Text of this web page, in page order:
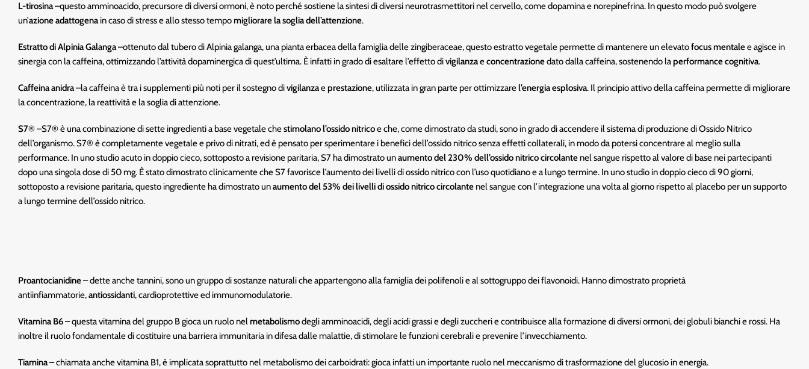
L-tirosina–questo amminoacido, precursore di diversi ormoni, è noto perché sostiene la sintesi di diversi neurotrasmettitori nel cervello, come dopamina e norepinefrina. In questo modo può svolgere
un’azione adattogenain caso di stress e allo stesso tempomigliorare la soglia dell’attenzione.
Estratto di Alpinia Galanga–ottenuto dal tubero di Alpinia galanga, una pianta erbacea della famiglia delle zingiberaceae, questo estratto vegetale permette di mantenere un elevatofocus mentalee agisce in
sinergia con la caffeina, ottimizzando l’attività dopaminergica di quest’ultima. È infatti in grado di esaltare l’effetto divigilanzaeconcentrazionedato dalla caffeina, sostenendo laperformance cognitiva.
Caffeina anidra–la caffeina è tra i supplementi più noti per il sostegno divigilanzaeprestazione, utilizzata in gran parte per ottimizzarel’energia esplosiva. Il principio attivo della caffeina permette di migliorare
la concentrazione, la reattività e la soglia di attenzione.
S7® –S7® è una combinazione di sette ingredienti a base vegetale chestimolano l’ossido nitricoe che, come dimostrato da studi, sono in grado di accendere il sistema di produzione di Ossido Nitrico
dell’organismo. S7® è completamente vegetale e privo di nitrati, ed è pensato per sperimentare i benefici dell’ossido nitrico senza effetti collaterali, in modo da potersi concentrare al meglio sulla
performance. In uno studio acuto in doppio cieco, sottoposto a revisione paritaria, S7 ha dimostrato unaumento del 230% dell’ossido nitrico circolante nel sangue rispetto al valore di base nei partecipanti
dopo una singola dose di 50 mg. È stato dimostrato clinicamente che S7 favorisce l’aumento dei livelli di ossido nitrico con l’uso quotidiano e a lungo termine. In uno studio in doppio cieco di 90 giorni,
sottoposto a revisione paritaria, questo ingrediente ha dimostrato unaumento del 53% dei livelli di ossido nitrico circolante nel sangue con l’integrazione una volta al giorno rispetto al placebo per un supporto
a lungo termine dell’ossido nitrico.
Proantocianidine– dette anche tannini, sono un gruppo di sostanze naturali che appartengono alla famiglia dei polifenoli e al sottogruppo dei flavonoidi. Hanno dimostrato proprietà
antiinfiammatorie,antiossidanti, cardioprotettive ed immunomodulatorie.
Vitamina B6– questa vitamina del gruppo B gioca un ruolo nelmetabolismodegli amminoacidi, degli acidi grassi e degli zuccheri e contribuisce alla formazione di diversi ormoni, dei globuli bianchi e rossi. Ha
inoltre il ruolo fondamentale di costituire una barriera immunitaria in difesa dalle malattie, di stimolare le funzioni cerebrali e prevenire l’invecchiamento.
Tiamina– chiamata anche vitamina B1, è implicata soprattutto nel metabolismo dei carboidrati: gioca infatti un importante ruolo nel meccanismo di trasformazione del glucosio in energia.